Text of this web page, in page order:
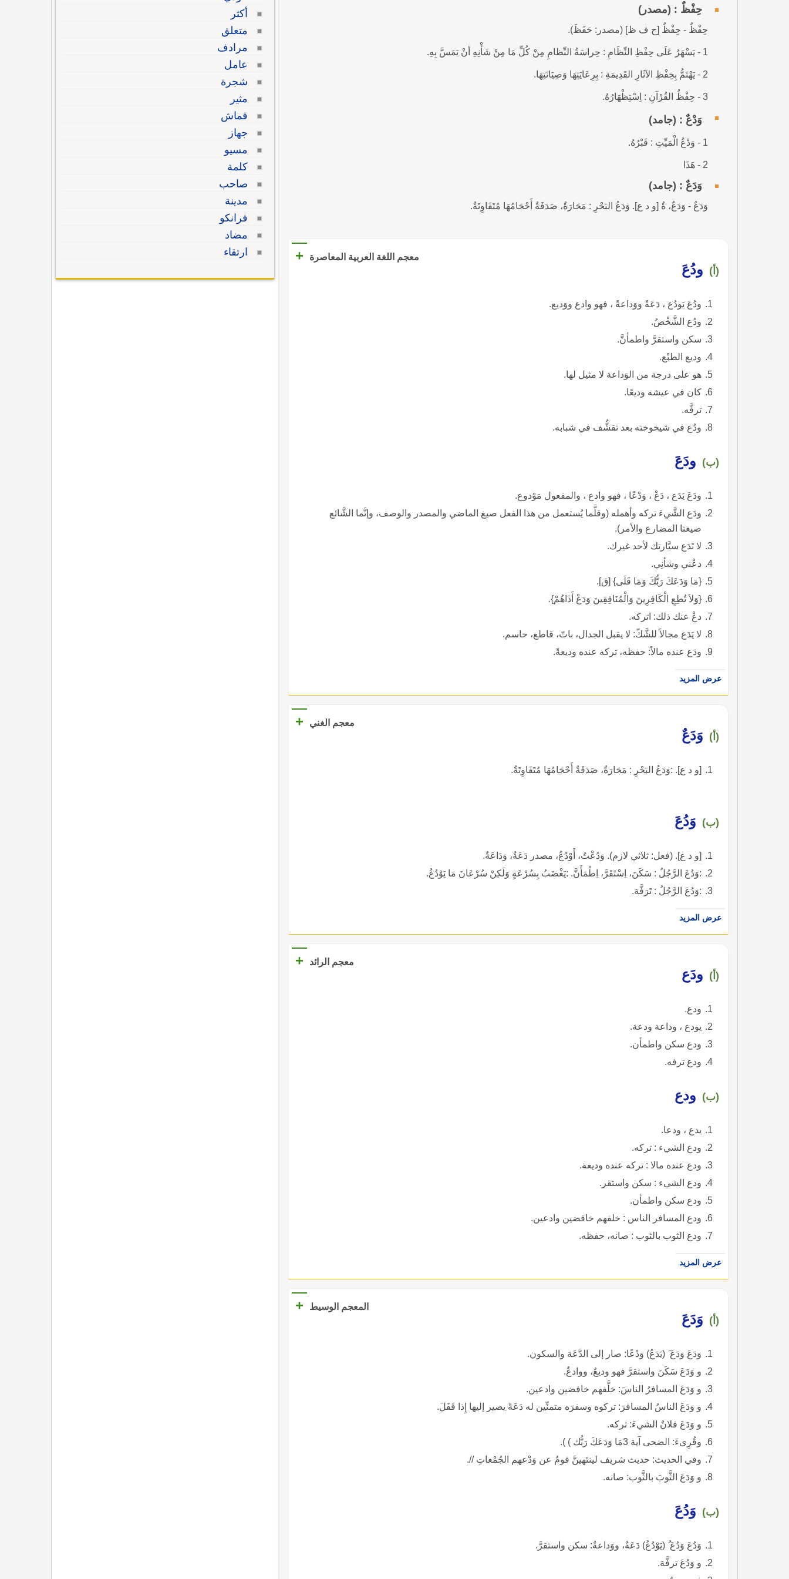
حِفْظٌ : (مصدر)
حِفْظٌ - حِفْظٌ [ح ف ظ] (مصدر: حَفَظَ).
1 - يَسْهَرُ عَلَى حِفْظِ النِّظَامِ : حِراسَةُ النِّظامِ مِنْ كُلِّ مَا مِنْ شَأْنِهِ أنْ يَمَسَّ بِهِ.
2 - يَهْتَمُّ بِحِفْظِ الآثَارِ القَدِيمَةِ : بِرِعَايَتِهَا وَصِيَانَتِهَا.
3 - حِفْظُ القُرْآنِ : اِسْتِظْهَارُهُ.
وَدْعٌ : (جامد)
1 - وَدْعُ الْمَيِّتِ : قَبْرُهُ.
2 - هَذَا
وَدَعٌ : (جامد)
وَدَعٌ - وَدَعٌ، ةٌ [و د ع]. وَدَعُ البَحْرِ : مَحَارَةٌ، صَدَفَةٌ أَحْجَامُهَا مُتَفَاوِتَةٌ.
معجم اللغة العربية المعاصرة +
(أ) ودُعَ
ودُعَ يَودُع ، دَعَةً ووَداعةً ، فهو وادع ووَديع.
ودُع الشَّخْصُ.
سكن واستقرَّ واطمأنَّ.
وديع الطبْع.
هو على درجة من الوَداعة لا مثيل لها.
كان في عيشه وديعًا.
ترفَّه.
ودُع في شيخوخته بعد تقشُّف في شبابه.
(ب) ودَعَ
ودَعَ يَدَع ، دَعْ ، وَدْعًا ، فهو وادع ، والمفعول مَوْدوع.
ودَع الشَّيءَ تركه وأهمله (وقلَّما يُستعمل من هذا الفعل صيغ الماضي والمصدر والوصف، وإنَّما الشَّائع
صيغتا المضارع والأمر).
لا تَدَع سيَّارتك لأحد غيرك.
دعْني وشأنِي.
{مَا وَدَعَكَ رَبُّكَ وَمَا قَلَى} [ق].
{وَلاَ تُطِعِ الْكَافِرِينَ وَالْمُنَافِقِينَ وَدَعْ أَذَاهُمْ}.
دعْ عنك ذلك: اتركه.
لا يَدَع مجالاً للشَّكّ: لا يقبل الجدال، باتّ، قاطع، حاسم.
ودَع عنده مالاً: حفظه، تركه عنده وديعةً.
عرض المزيد
معجم الغني +
(أ) وَدَعٌ
[و د ع]. :وَدَعُ البَحْرِ : مَحَارَةٌ، صَدَفَةٌ أَحْجَامُهَا مُتَفَاوِتَةٌ.
(ب) وَدُعَ
[و د ع]. (فعل: ثلاثي لازم). وَدُعْتُ، أَوْدُعُ، مصدر دَعَةٌ، وَدَاعَةٌ.
:وَدُعَ الرَّجُلُ : سَكَنَ، اِسْتَقَرَّ، اِطْمَأَنَّ. :يَغْضَبُ بِسُرْعَةٍ وَلَكِنْ سُرْعَانَ مَا يَوْدُعُ.
:وَدُعَ الرَّجُلُ : تَرَفَّهَ.
عرض المزيد
معجم الرائد +
(أ) ودَع
ودع.
يودع ، وداعة ودعة.
ودع سكن واطمأن.
ودع ترفه.
(ب) ودع
يدع ، ودعا.
ودع الشيء : تركه.
ودع عنده مالا : تركه عنده وديعة.
ودع الشيء : سكن واستقر.
ودع سكن واطمأن.
ودع المسافر الناس : خلفهم خافضين وادعين.
ودع الثوب بالثوب : صانه، حفظه.
عرض المزيد
المعجم الوسيط +
(أ) وَدَعَ
وَدَعَ وَدَعَ َ (يَدَعُ) وَدْعًا: صار إلى الدَّعَة والسكون.
و وَدَعَ سَكَنَ واستقرَّ فهو وديعٌ، ووادعٌ.
و وَدَعَ المسافرُ الناسَ: خلَّفهم خافضين وادعين.
و وَدَعَ الناسُ المسافرَ: تركوه وسفرَه متمنِّين له دَعَةً يصير إليها إِذا قَفَلَ.
و وَدَعَ فلانٌ الشيءَ: تركه.
وقُرِىءَ: الضحى آية 3مَا وَدَعَكَ رَبُّك ) ).
وفي الحديث: حديث شريف لينتَهينَّ قومٌ عن وَدْعهم الجُمْعاتِ //.
و وَدَعَ الثَّوبَ بالثَّوب: صانه.
(ب) وَدُعَ
وَدُعَ وَدُعَ ُ (يَوْدُعُ) دَعَةٌ، ووَداعةٌ: سكن واستقرَّ.
و وَدُعَ ترفَّهَ.
أكثر
متعلق
مرادف
عامل
شجرة
مثير
قماش
جهاز
مسيو
كلمة
صاحب
مدينة
فرانكو
مضاد
ارتقاء